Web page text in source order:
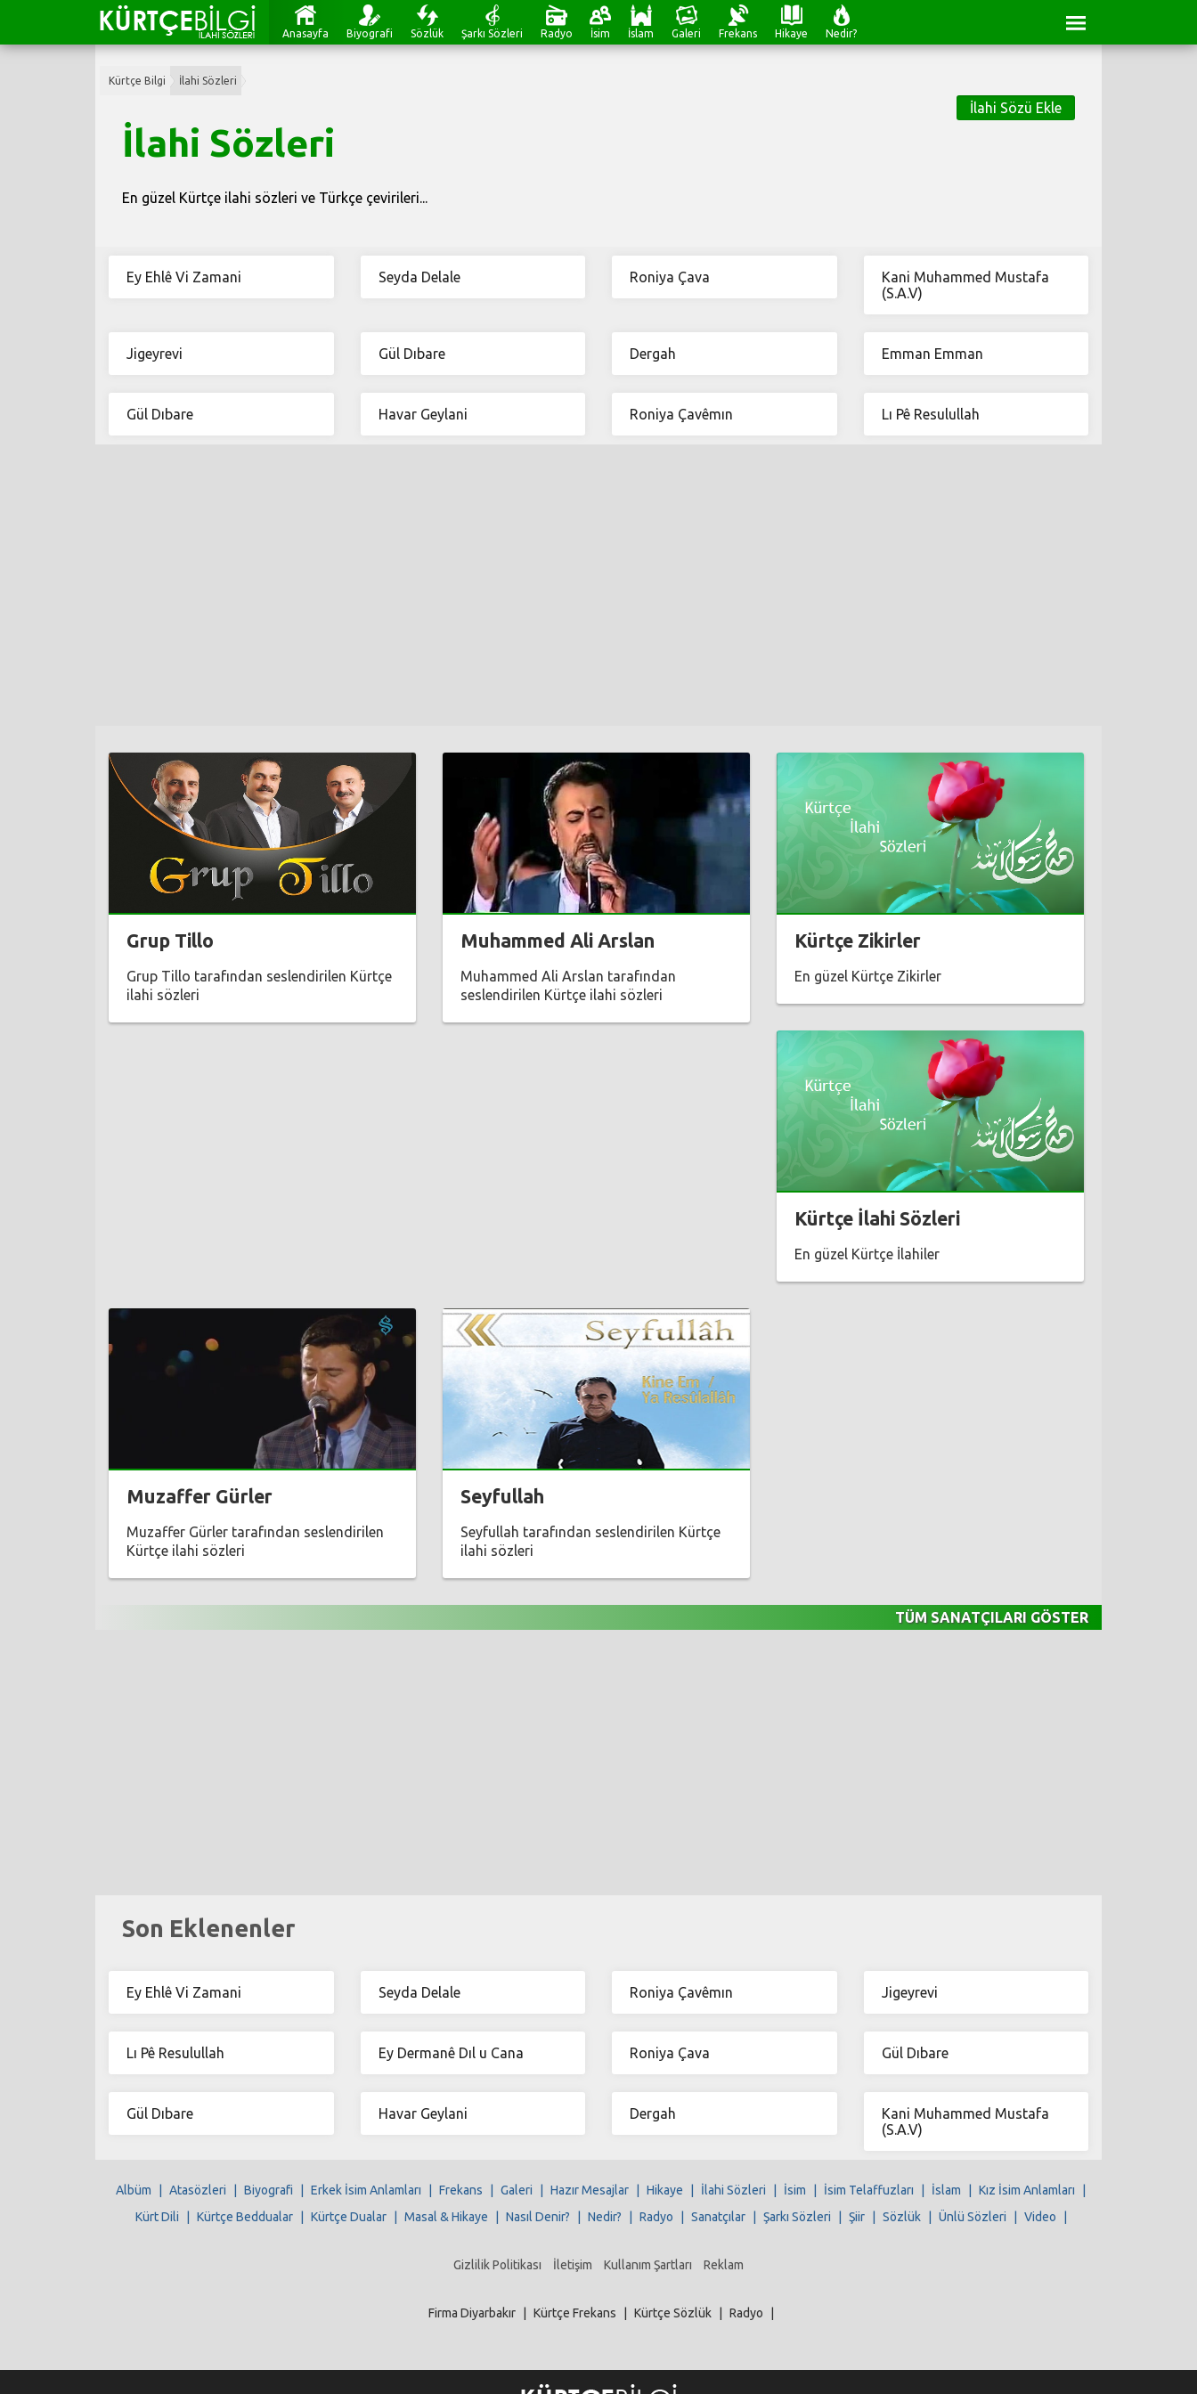
Anasayfa Biyografi Sözlük Şarkı Sözleri Radyo İsim İslam Galeri Frekans Hikaye Nedir?
Kürtçe Bilgi İlahi Sözleri
İlahi Sözü Ekle
İlahi Sözleri
En güzel Kürtçe ilahi sözleri ve Türkçe çevirileri...
Ey Ehlê Vi Zamani Seyda Delale Roniya Çava
Kani Muhammed Mustafa
(S.A.V)
Jigeyrevi Gül Dıbare Dergah Emman Emman
Gül Dıbare Havar Geylani Roniya Çavêmın Lı Pê Resulullah
Grup Tillo
Grup Tillo tarafından seslendirilen Kürtçe
ilahi sözleri
Muhammed Ali Arslan
Muhammed Ali Arslan tarafından
seslendirilen Kürtçe ilahi sözleri
Kürtçe Zikirler
En güzel Kürtçe Zikirler
Kürtçe İlahi Sözleri
En güzel Kürtçe İlahiler
Muzaffer Gürler
Muzaffer Gürler tarafından seslendirilen
Kürtçe ilahi sözleri
Seyfullah
Seyfullah tarafından seslendirilen Kürtçe
ilahi sözleri
TÜM SANATÇILARI GÖSTER
Son Eklenenler
Ey Ehlê Vi Zamani Seyda Delale Roniya Çavêmın Jigeyrevi
Lı Pê Resulullah Ey Dermanê Dıl u Cana Roniya Çava Gül Dıbare
Gül Dıbare Havar Geylani Dergah
Kani Muhammed Mustafa
(S.A.V)
Albüm Atasözleri Biyografi Erkek İsim Anlamları Frekans Galeri Hazır Mesajlar Hikaye İlahi Sözleri İsim İsim Telaffuzları İslam Kız İsim Anlamları
Kürt Dili
Kürtçe Beddualar Kürtçe Dualar Masal & Hikaye Nasıl Denir? Nedir? Radyo Sanatçılar Şarkı Sözleri Şiir Sözlük Ünlü Sözleri Video
Gizlilik Politikası İletişim Kullanım Şartları Reklam
Firma Diyarbakır Kürtçe Frekans Kürtçe Sözlük Radyo